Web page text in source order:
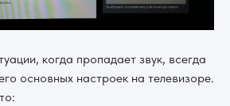
когда пропадает звук, всегда
основных настроек на телевизоре.